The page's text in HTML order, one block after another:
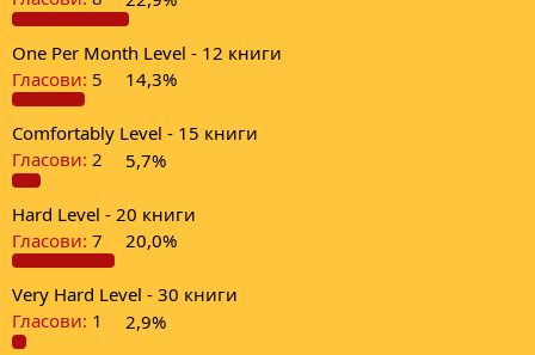
One Per Month Level - 12 книги
Гласови: 5 14,3%
Comfortably Level - 15 книги
Гласови: 2 5,7%
Hard Level - 20 книги
Гласови: 7 20,0%
Very Hard Level - 30 книги
Гласови: 1 2,9%